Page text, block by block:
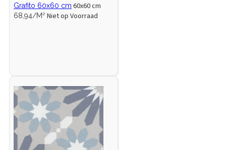
Grafito 60x60 cm 60x60 cm
68,94/M² Niet op Voorraad